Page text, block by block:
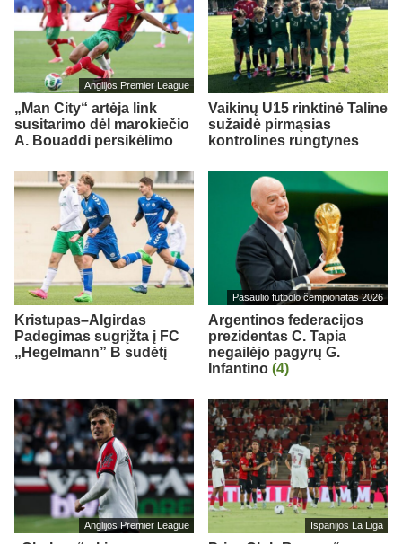
Anglijos Premier League
„Man City“ artėja link
susitarimo dėl marokiečio
A. Bouaddi persikėlimo
Vaikinų U15 rinktinė Taline
sužaidė pirmąsias
kontrolines rungtynes
Kristupas–Algirdas
Padegimas sugrįžta į FC
„Hegelmann” B sudėtį
Pasaulio futbolo čempionatas 2026
Argentinos federacijos
prezidentas C. Tapia
negailėjo pagyrų G.
Infantino (4)
Anglijos Premier League Ispanijos La Liga